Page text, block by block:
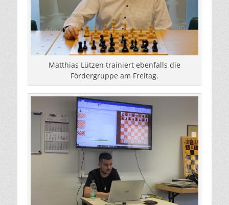
Matthias Lützen trainiert ebenfalls die
Fördergruppe am Freitag.